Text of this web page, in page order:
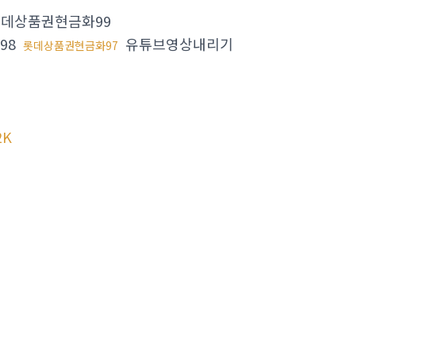
상품권현금화99
롯데상품권현금화97 유튜브영상내리기